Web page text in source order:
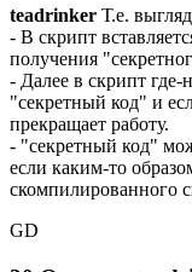
teadrinker Т.е.
- В скрипт
получения
- Далее в скрипт где-
"секретный код" и
прекращает работу.
- "секретный код"
если каким-то
скомпилированного
GD